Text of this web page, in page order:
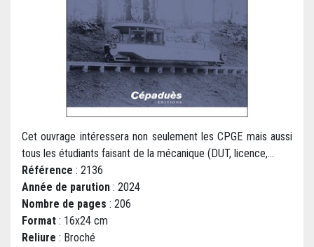
Cet ouvrage intéressera non seulement les CPGE mais aussi
tous les étudiants faisant de la mécanique (DUT, licence,...
Référence : 2136
Année de parution : 2024
Nombre de pages : 206
Format : 16x24 cm
Reliure : Broché